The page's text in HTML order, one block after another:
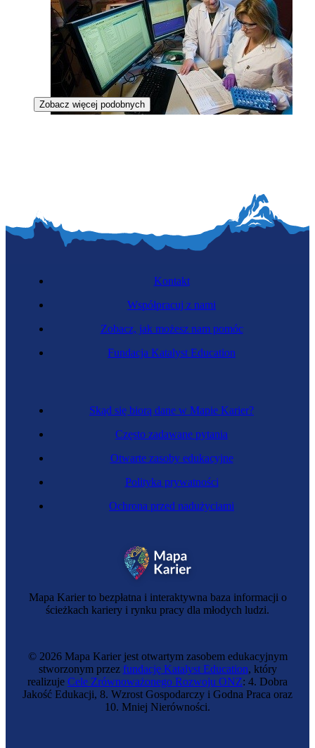
Zawód regulowany
Inspektorka ochrony radiologicznej
Zobacz więcej podobnych
Mapa Karier to bezpłatna i interaktywna baza informacji o
ścieżkach kariery i rynku pracy dla młodych ludzi.
Skąd się biorą dane w Mapie Karier?
Często zadawane pytania
Otwarte zasoby edukacyjne
Polityka prywatności
Ochrona przed nadużyciami
Kontakt
Współpracuj z nami
Zobacz, jak możesz nam pomóc
Fundacja Katalyst Education
© 2026 Mapa Karier jest otwartym zasobem edukacyjnym
stworzonym przez fundację Katalyst Education, który
realizuje Cele Zrównoważonego Rozwoju ONZ: 4. Dobra
Jakość Edukacji, 8. Wzrost Gospodarczy i Godna Praca oraz
10. Mniej Nierówności.